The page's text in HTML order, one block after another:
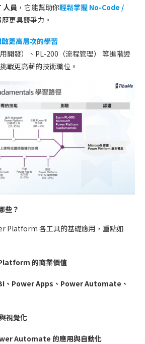
人員 ，它能幫助你輕鬆掌握 No-Code /
歷更具競爭力。
啟更高層次的學習
開發）、PL-200（流程管理） 等進階證
戰更高薪的技術職位。
些？
Platform 各工具的基礎應用，重點如
的商業價值
、Power Apps、Power Automate、
視覺化
Automate 的應用與自動化